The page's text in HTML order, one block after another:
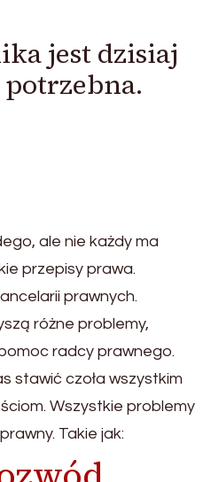
jest dzisiaj
potrzebna.
ale nie każdy ma
przepisy prawa.
prawnych.
różne problemy,
radcy prawnego.
stawić czoła wszystkim
Wszystkie problemy
Takie jak: